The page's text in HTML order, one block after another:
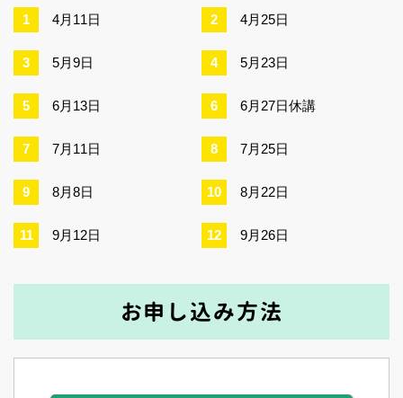
4月11日 4月25日
5月9日 5月23日
6月13日 6月27日休講
7月11日 7月25日
8月8日 8月22日
9月12日 9月26日
お申し込み方法